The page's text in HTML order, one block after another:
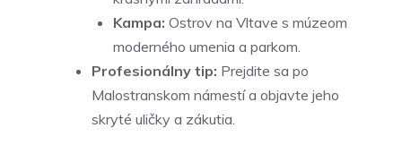
Kampa: Ostrov na Vltave s múzeom
moderného umenia a parkom.
Profesionálny tip: Prejdite sa po
Malostranskom námestí a objavte jeho
skryté uličky a zákutia.